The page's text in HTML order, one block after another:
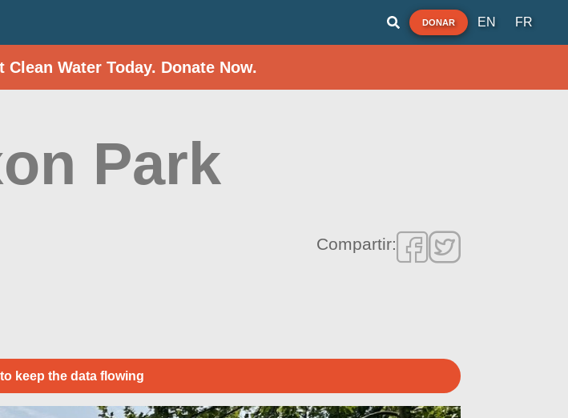
DONAR EN FR
Water Today. Donate Now.
Park
Compartir:
keep the data flowing